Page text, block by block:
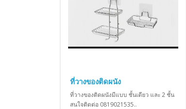
ที่วางของติดผนัง
ที่วางของติดผนังมีแบบ ชั้นเดียว และ 2 ชั้น
สนใจติดต่อ 0819021535..